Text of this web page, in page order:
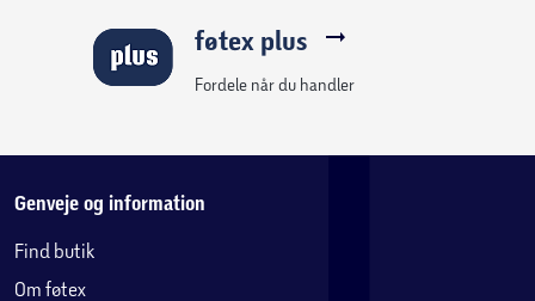
føtex plus
Fordele når du handler
Genveje og information
Find butik
Om føtex